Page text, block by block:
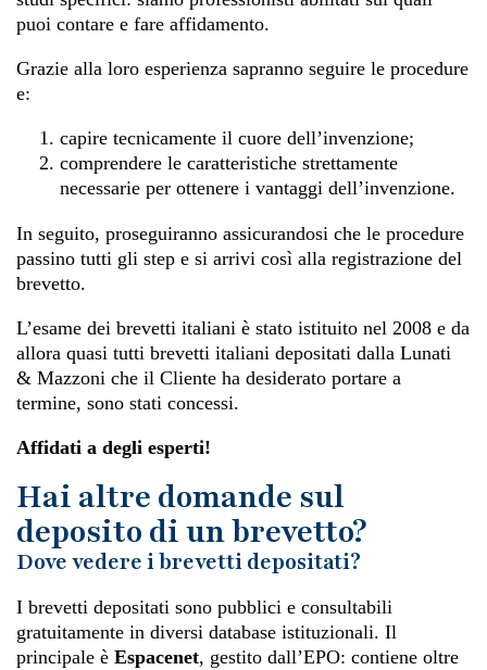
puoi contare e fare affidamento.
Grazie alla loro esperienza sapranno seguire le procedure
e:
capire tecnicamente il cuore dell’invenzione;
comprendere le caratteristiche strettamente
necessarie per ottenere i vantaggi dell’invenzione.
In seguito, proseguiranno assicurandosi che le procedure
passino tutti gli step e si arrivi così alla registrazione del
brevetto.
L’esame dei brevetti italiani è stato istituito nel 2008 e da
allora quasi tutti brevetti italiani depositati dalla Lunati
& Mazzoni che il Cliente ha desiderato portare a
termine, sono stati concessi.
Affidati a degli esperti!
Hai altre domande sul
deposito di un brevetto?
Dove vedere i brevetti depositati?
I brevetti depositati sono pubblici e consultabili
gratuitamente in diversi database istituzionali. Il
principale è Espacenet, gestito dall’EPO: contiene oltre